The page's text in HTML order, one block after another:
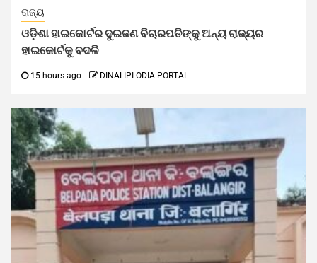
ରାଜ୍ୟ
ଓଡ଼ିଶା ହାଇକୋର୍ଟର ଦୁଇଜଣ ବିଚାରପତିଙ୍କୁ ଅନ୍ୟ ରାଜ୍ୟର
ହାଇକୋର୍ଟକୁ ବଦଳି
15 hours ago DINALIPI ODIA PORTAL